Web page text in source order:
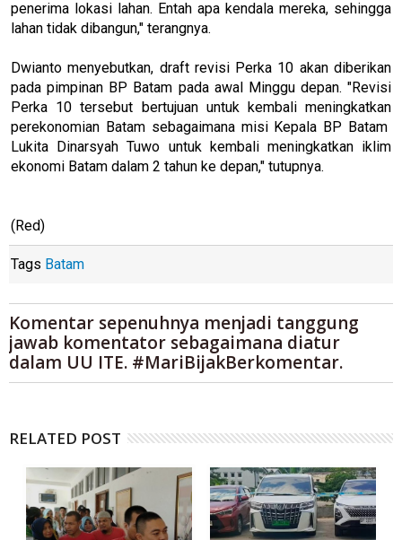
penerima lokasi lahan. Entah apa kendala mereka, sehingga
lahan tidak dibangun," terangnya.
Dwianto menyebutkan, draft revisi Perka 10 akan diberikan
pada pimpinan BP Batam pada awal Minggu depan. "Revisi
Perka 10 tersebut bertujuan untuk kembali meningkatkan
perekonomian Batam sebagaimana misi Kepala BP Batam
Lukita Dinarsyah Tuwo untuk kembali meningkatkan iklim
ekonomi Batam dalam 2 tahun ke depan," tutupnya.
(Red)
Tags Batam
Komentar sepenuhnya menjadi tanggung
jawab komentator sebagaimana diatur
dalam UU ITE. #MariBijakBerkomentar.
RELATED POST